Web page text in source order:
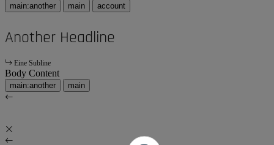
main:another main account
Another Headline
Eine Subline
Body Content
main:another main